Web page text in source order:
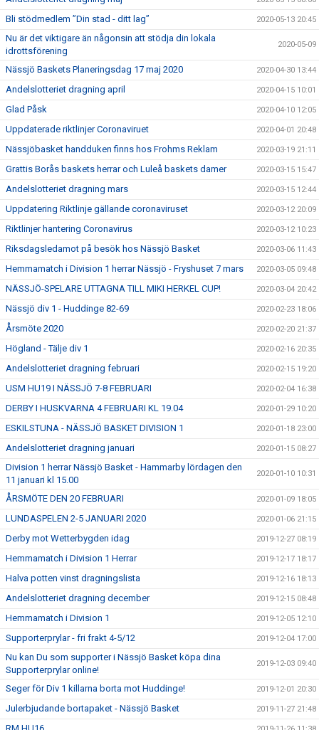
Bli stödmedlem ”Din stad - ditt lag” 2020-05-13 20:45
Nu är det viktigare än någonsin att stödja din lokala
idrottsförening
2020-05-09
Nässjö Baskets Planeringsdag 17 maj 2020 2020-04-30 13:44
Andelslotteriet dragning april 2020-04-15 10:01
Glad Påsk 2020-04-10 12:05
Uppdaterade riktlinjer Coronaviruet 2020-04-01 20:48
Nässjöbasket handduken finns hos Frohms Reklam 2020-03-19 21:11
Grattis Borås baskets herrar och Luleå baskets damer 2020-03-15 15:47
Andelslotteriet dragning mars 2020-03-15 12:44
Uppdatering Riktlinje gällande coronaviruset 2020-03-12 20:09
Riktlinjer hantering Coronavirus 2020-03-12 10:23
Riksdagsledamot på besök hos Nässjö Basket 2020-03-06 11:43
Hemmamatch i Division 1 herrar Nässjö - Fryshuset 7 mars 2020-03-05 09:48
NÄSSJÖ-SPELARE UTTAGNA TILL MIKI HERKEL CUP! 2020-03-04 20:42
Nässjö div 1 - Huddinge 82-69 2020-02-23 18:06
Årsmöte 2020 2020-02-20 21:37
Högland - Tälje div 1 2020-02-16 20:35
Andelslotteriet dragning februari 2020-02-15 19:20
USM HU19 I NÄSSJÖ 7-8 FEBRUARI 2020-02-04 16:38
DERBY I HUSKVARNA 4 FEBRUARI KL 19.04 2020-01-29 10:20
ESKILSTUNA - NÄSSJÖ BASKET DIVISION 1 2020-01-18 23:00
Andelslotteriet dragning januari 2020-01-15 08:27
Division 1 herrar Nässjö Basket - Hammarby lördagen den
11 januari kl 15.00
2020-01-10 10:31
ÅRSMÖTE DEN 20 FEBRUARI 2020-01-09 18:05
LUNDASPELEN 2-5 JANUARI 2020 2020-01-06 21:15
Derby mot Wetterbygden idag 2019-12-27 08:19
Hemmamatch i Division 1 Herrar 2019-12-17 18:17
Halva potten vinst dragningslista 2019-12-16 18:13
Andelslotteriet dragning december 2019-12-15 08:48
Hemmamatch i Division 1 2019-12-05 12:10
Supporterprylar - fri frakt 4-5/12 2019-12-04 17:00
Nu kan Du som supporter i Nässjö Basket köpa dina
Supporterprylar online!
2019-12-03 09:40
Seger för Div 1 killarna borta mot Huddinge! 2019-12-01 20:30
Julerbjudande bortapaket - Nässjö Basket 2019-11-27 21:48